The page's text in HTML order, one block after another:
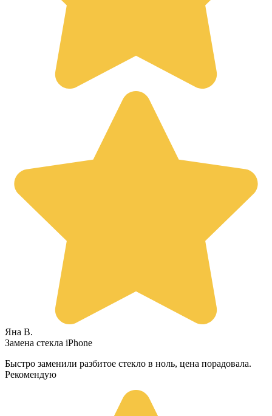
Яна В.
Замена стекла iPhone
Быстро заменили разбитое стекло в ноль, цена порадовала.
Рекомендую